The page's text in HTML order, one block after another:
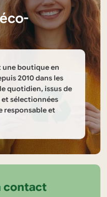
une boutique en
2010 dans les
quotidien, issus de
et sélectionnées
responsable et
contact